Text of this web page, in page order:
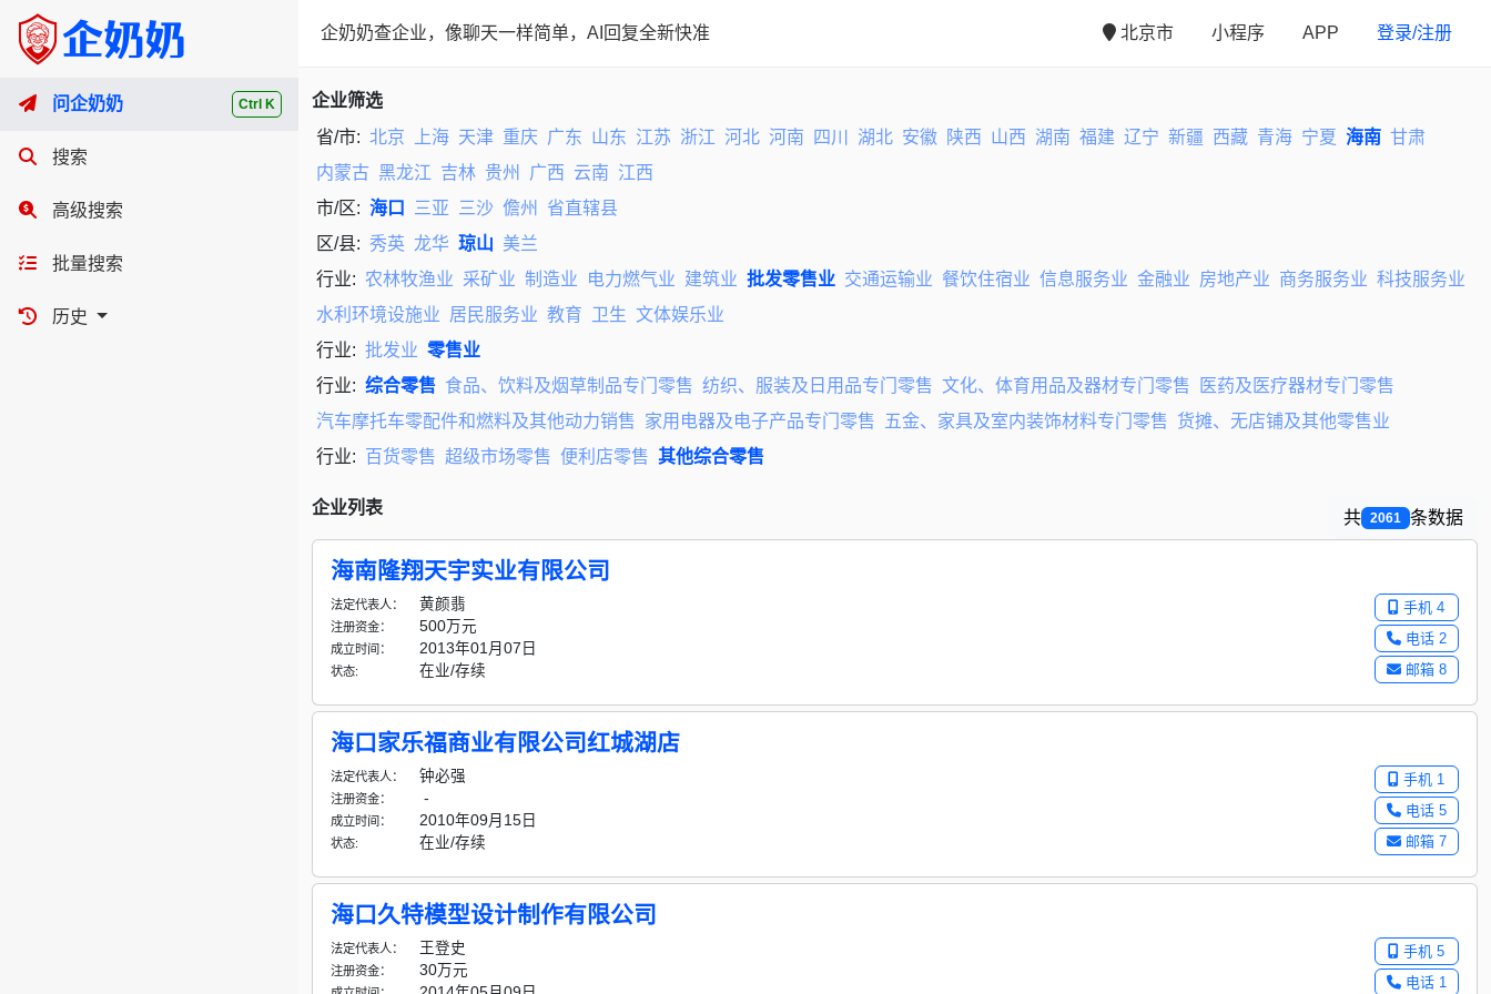
Ctrl K
问企奶奶
搜索
高级搜索
批量搜索
历史
企奶奶查企业，像聊天一样简单，AI回复全新快准 北京市 小程序 APP 登录/注册
企业筛选
省/市: 北京 上海 天津 重庆 广东 山东 江苏 浙江 河北 河南 四川 湖北 安徽 陕西 山西 湖南 福建 辽宁 新疆 西藏 青海 宁夏 海南 甘肃
内蒙古 黑龙江 吉林 贵州 广西 云南 江西
市/区: 海口 三亚 三沙 儋州
省直辖县
区/县: 秀英 龙华 琼山 美兰
行业: 农林牧渔业 采矿业 制造业 电力燃气业 建筑业 批发零售业 交通运输业 餐饮住宿业 信息服务业 金融业 房地产业 商务服务业 科技服务业
水利环境设施业 居民服务业 教育 卫生 文体娱乐业
行业: 批发业 零售业
行业: 综合零售 食品、饮料及烟草制品专门零售 纺织、服装及日用品专门零售 文化、体育用品及器材专门零售
医药及医疗器材专门零售
汽车摩托车零配件和燃料及其他动力销售 家用电器及电子产品专门零售 五金、家具及室内装饰材料专门零售 货摊、无店铺及其他零售业
行业: 百货零售 超级市场零售 便利店零售 其他综合零售
共 2061 条数据
企业列表
海南隆翔天宇实业有限公司
手机 4
电话 2
邮箱 8
法定代表人： 黄颜翡
注册资金： 500万元
成立时间： 2013年01月07日
状态: 在业/存续
海口家乐福商业有限公司红城湖店
手机 1
电话 5
邮箱 7
法定代表人： 钟必强
注册资金： -
成立时间： 2010年09月15日
状态: 在业/存续
海口久特模型设计制作有限公司
手机 5
电话 1
法定代表人： 王登史
注册资金： 30万元